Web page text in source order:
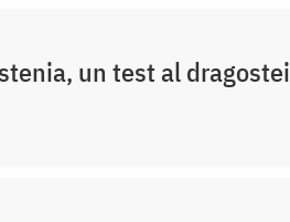
un test al dragostei